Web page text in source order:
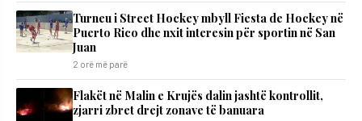
Turneu i Street Hockey mbyll Fiesta de Hockey në
Puerto Rico dhe nxit interesin për sportin në San
Juan
2 orë më parë
Flakët në Malin e Krujës dalin jashtë kontrollit,
zjarri zbret drejt zonave të banuara